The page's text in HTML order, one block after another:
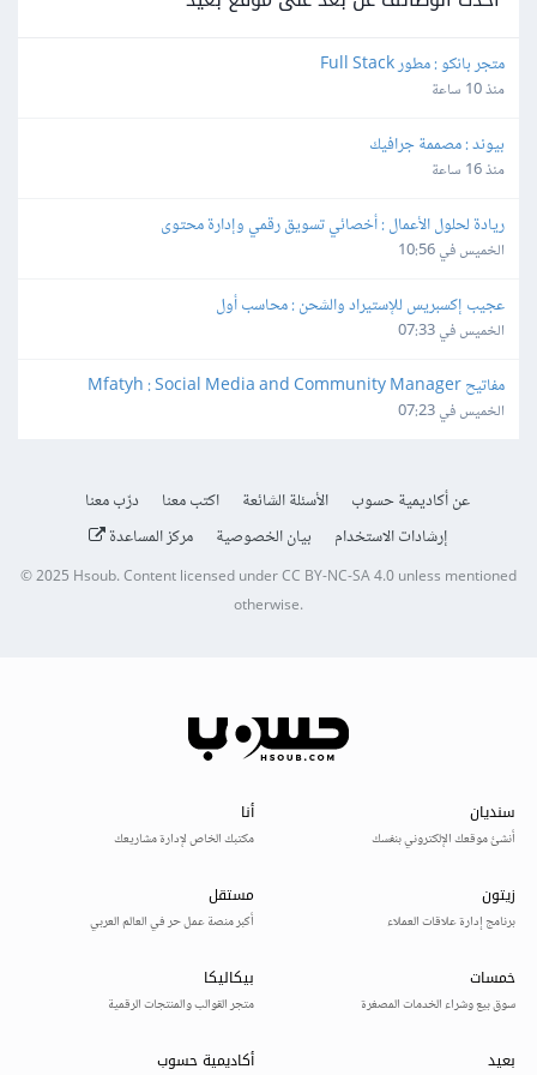
متجر بانكو : مطور Full Stack
منذ 10 ساعة
بيوند : مصممة جرافيك
منذ 16 ساعة
ريادة لحلول الأعمال : أخصائي تسويق رقمي وإدارة محتوى
الخميس في 10:56
عجيب إكسبريس للإستيراد والشحن : محاسب أول
الخميس في 07:33
مفاتيح Mfatyh : Social Media and Community Manager
الخميس في 07:23
عن أكاديمية حسوب الأسئلة الشائعة اكتب معنا
درّب معنا
إرشادات الاستخدام
بيان الخصوصية مركز المساعدة
© 2025 Hsoub.Content licensed underCC BY-NC-SA 4.0unless mentioned
otherwise.